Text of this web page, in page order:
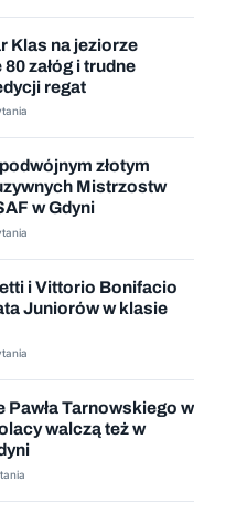
Klas na jeziorze
załóg i trudne
regat
złotym
Mistrzostw
w Gdyni
i Vittorio Bonifacio
Juniorów w klasie
Pawła Tarnowskiego w
walczą też w